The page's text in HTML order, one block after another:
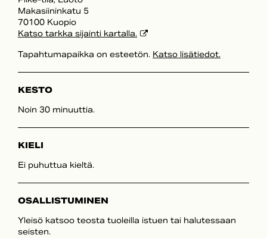
Makasiininkatu 5
70100 Kuopio
Katso tarkka sijainti kartalla.
Tapahtumapaikka on esteetön. Katso lisätiedot.
KESTO
Noin 30 minuuttia.
KIELI
Ei puhuttua kieltä.
OSALLISTUMINEN
Yleisö katsoo teosta tuoleilla istuen tai halutessaan
seisten.